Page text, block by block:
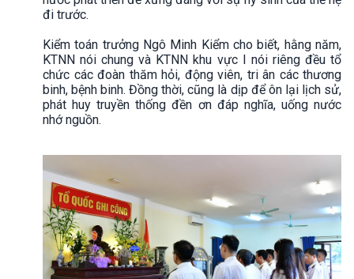
đi trước.
Kiểm toán trưởng Ngô Minh Kiểm cho biết, hằng năm,
KTNN nói chung và KTNN khu vực I nói riêng đều tổ
chức các đoàn thăm hỏi, động viên, tri ân các thương
binh, bệnh binh. Đồng thời, cũng là dịp để ôn lại lịch sử,
phát huy truyền thống đền ơn đáp nghĩa, uống nước
nhớ nguồn.